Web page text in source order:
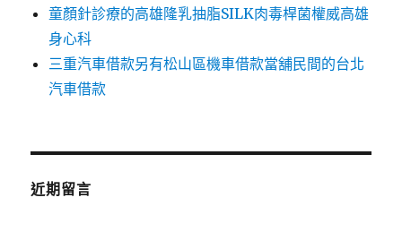
童顏針診療的高雄隆乳抽脂SILK肉毒桿菌權威高雄
身心科
三重汽車借款另有松山區機車借款當舖民間的台北
汽車借款
近期留言